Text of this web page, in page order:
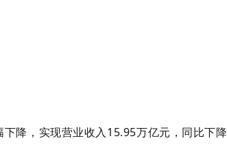
降，实现营业收入15.95万亿元，同比下降